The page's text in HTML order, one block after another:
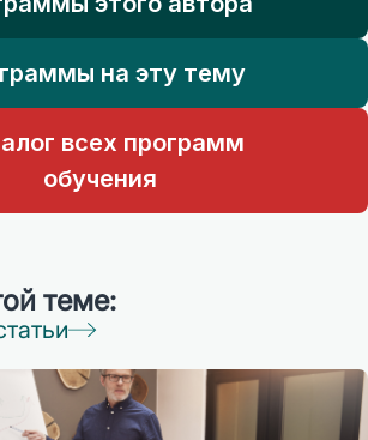
на эту тему
всех программ
обучения
теме: